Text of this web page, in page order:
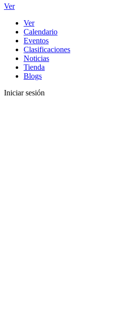
Ver
Ver
Calendario
Eventos
Clasificaciones
Noticias
Tienda
Blogs
Iniciar sesión